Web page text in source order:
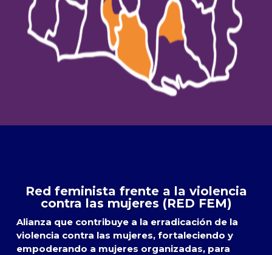
Red feminista frente a la violencia
contra las mujeres (RED FEM)
Alianza que contribuye a la erradicación de la
violencia contra las mujeres, fortaleciendo y
empoderando a mujeres organizadas, para